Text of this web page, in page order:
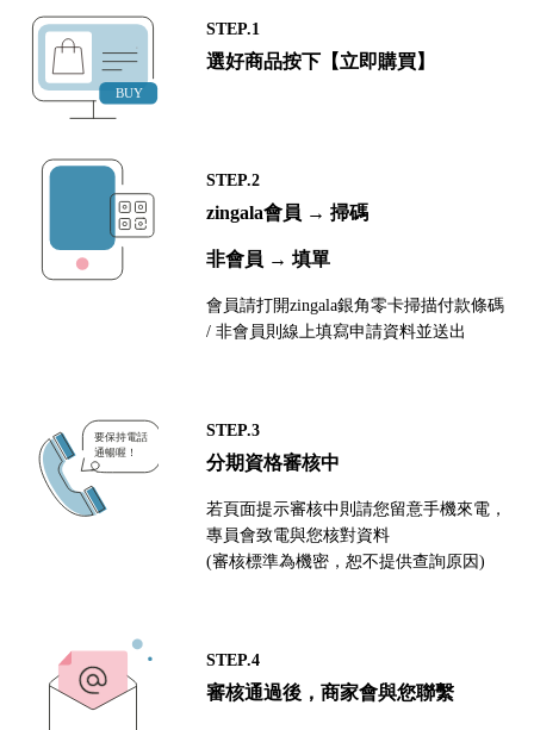
STEP.1
選好商品按下【立即購買】
STEP.2
zingala會員 → 掃碼
非會員 → 填單
會員請打開zingala銀角零卡掃描付款條碼
/ 非會員則線上填寫申請資料並送出
STEP.3
分期資格審核中
若頁面提示審核中則請您留意手機來電，
專員會致電與您核對資料
(審核標準為機密，恕不提供查詢原因)
STEP.4
審核通過後，商家會與您聯繫